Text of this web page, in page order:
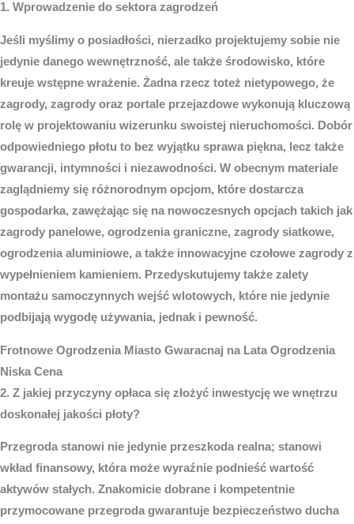
1. Wprowadzenie do sektora zagrodzeń
Jeśli myślimy o posiadłości, nierzadko projektujemy sobie nie
jedynie danego wewnętrzność, ale także środowisko, które
kreuje wstępne wrażenie. Żadna rzecz toteż nietypowego, że
zagrody, zagrody oraz portale przejazdowe wykonują kluczową
rolę w projektowaniu wizerunku swoistej nieruchomości. Dobór
odpowiedniego płotu to bez wyjątku sprawa piękna, lecz także
gwarancji, intymności i niezawodności. W obecnym materiale
zaglądniemy się różnorodnym opcjom, które dostarcza
gospodarka, zawężając się na nowoczesnych opcjach takich jak
zagrody panelowe, ogrodzenia graniczne, zagrody siatkowe,
ogrodzenia aluminiowe, a także innowacyjne czołowe zagrody z
wypełnieniem kamieniem. Przedyskutujemy także zalety
montażu samoczynnych wejść wlotowych, które nie jedynie
podbijają wygodę używania, jednak i pewność.
Frotnowe Ogrodzenia Miasto Gwaracnaj na Lata Ogrodzenia
Niska Cena
2. Z jakiej przyczyny opłaca się złożyć inwestycję we wnętrzu
doskonałej jakości płoty?
Przegroda stanowi nie jedynie przeszkoda realna; stanowi
wkład finansowy, która może wyraźnie podnieść wartość
aktywów stałych. Znakomicie dobrane i kompetentnie
przymocowane przegroda gwarantuje bezpieczeństwo ducha